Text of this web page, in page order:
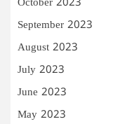
October 2023
September 2023
August 2023
July 2023
June 2023
May 2023